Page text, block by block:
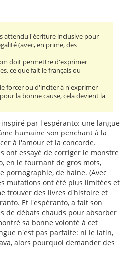
attendu l'écriture inclusive pour
(avec, en prime, des
doit permettre d'exprimer
ce que fait le français ou
forcer ou d'inciter à n'exprimer
la bonne cause, cela devient la
par l'espéranto: une langue
humaine son penchant à la
à l'amour et la concorde.
ont essayé de corriger le monstre
en le fournant de gros mots,
pornographie, de haine. (Avec
mutations ont été plus limitées et
trouver des livres d'histoire et
Et l'espéranto, a fait son
de débats chauds pour absorber
sa bonne volonté à cet
n'est pas parfaite: ni le latin,
alors pourquoi demander des